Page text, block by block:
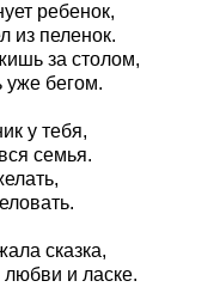
ребенок,
из пеленок.
за столом,
бегом.
у тебя,
семья.
сказка,
и ласке.